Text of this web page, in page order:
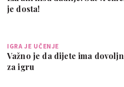
je dosta!
IGRA JE UČENJE
Važno je da dijete ima
za igru